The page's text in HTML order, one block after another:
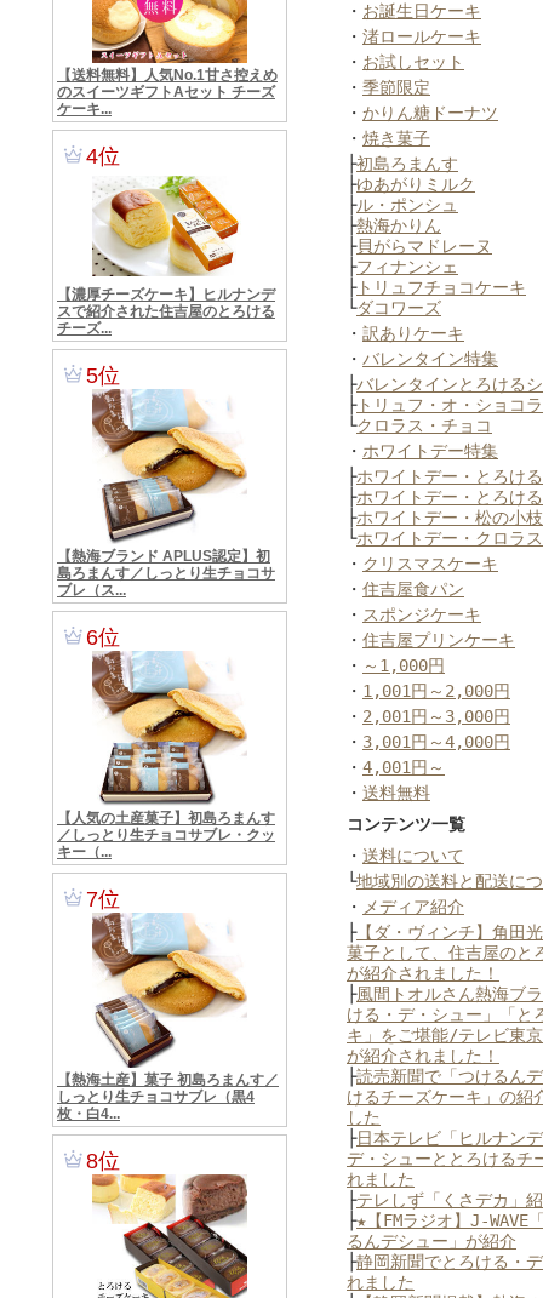
・ お誕生日ケーキ
・ 渚ロールケーキ
・ お試しセット
・ 季節限定
・ かりん糖ドーナツ
・ 焼き菓子
├初島ろまんす
├ゆあがりミルク
├ル・ポンシュ
├熱海かりん
├貝がらマドレーヌ
├フィナンシェ
├トリュフチョコケーキ
└ダコワーズ
・ 訳ありケーキ
・ バレンタイン特集
├バレンタインとろける
├トリュフ・オ・ショコ
└クロラス・チョコ
・ ホワイトデー特集
├ホワイトデー・とろけ
├ホワイトデー・とろけ
├ホワイトデー・松の小枝
└ホワイトデー・クロラ
・ クリスマスケーキ
・ 住吉屋食パン
・ スポンジケーキ
・ 住吉屋プリンケーキ
・ ～1,000円
・ 1,001円～2,000円
・ 2,001円～3,000円
・ 3,001円～4,000円
・ 4,001円～
・ 送料無料
コンテンツ一覧
・ 送料について
└地域別の送料と配送に
・ メディア紹介
├【ダ・ヴィンチ】角田
菓子として、住吉屋のと
が紹介されました！
├風間トオルさん熱海ブ
ける・デ・シュー」「と
キ」をご堪能/テレビ東
が紹介されました！
├読売新聞で「つけるん
けるチーズケーキ」の紹
した
├日本テレビ「ヒルナン
デ・シューととろけるチ
れました
├テレしず「くさデカ」
├★【FMラジオ】J-
るんデシュー」が紹介
├静岡新聞でとろける・
れました